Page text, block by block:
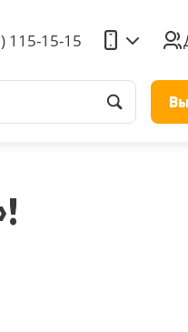
115-15-15